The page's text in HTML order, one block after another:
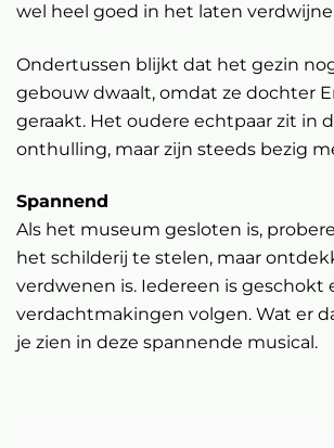
wel heel goed in het laten
Ondertussen blijkt dat het gezin
gebouw dwaalt, omdat ze dochter
geraakt. Het oudere echtpaar zit in
onthulling, maar zijn steeds bezig
Spannend
Als het museum gesloten is,
het schilderij te stelen, maar
verdwenen is. Iedereen is geschokt
verdachtmakingen volgen. Wat er
je zien in deze spannende musical.